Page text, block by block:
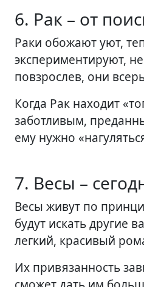
6. Рак – от
Раки обожают уют,
экспериментируют,
повзрослев, они
Когда Рак находит
заботливым,
ему нужно
7. Весы –
Весы живут по
будут искать другие
легкий, красивый
Их привязанность